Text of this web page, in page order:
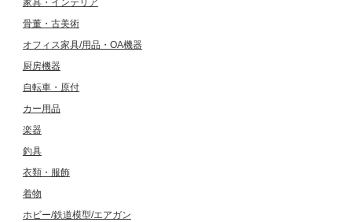
家具・インテリア
骨董・古美術
オフィス家具/用品・OA機器
厨房機器
自転車・原付
カー用品
楽器
釣具
衣類・服飾
着物
ホビー/鉄道模型/エアガン